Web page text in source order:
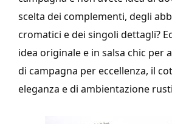
scelta dei complementi, degli
cromatici e dei singoli dettagli?
idea originale e in salsa chic per
di campagna per eccellenza, il
eleganza e di ambientazione